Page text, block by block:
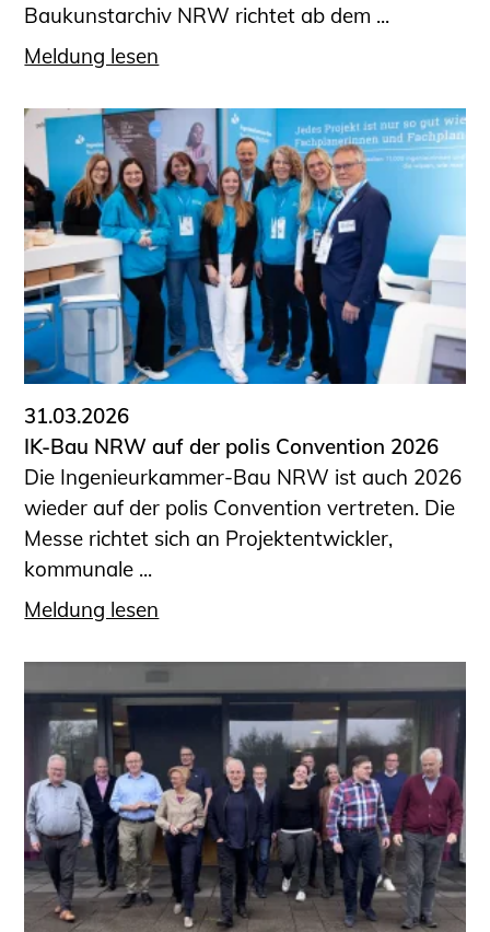
Baukunstarchiv NRW richtet ab dem ...
Meldung lesen
31.03.2026
IK-Bau NRW auf der polis Convention 2026
Die Ingenieurkammer-Bau NRW ist auch 2026
wieder auf der polis Convention vertreten. Die
Messe richtet sich an Projektentwickler,
kommunale ...
Meldung lesen